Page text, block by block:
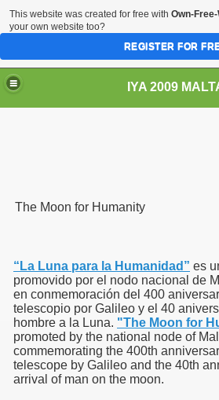
IYA 2009
The Moon for Humanity
“La Luna para la Humanidad” es
promovido por el nodo nacional de
en conmemoración del 400
telescopio por Galileo y el 40
hombre a la Luna. "The Moon for
promoted by the national node of
commemorating the 400th
telescope by Galileo and the 40th
arrival of man on the moon.
Malta
This website was created for free with Own-
your own website too?
REGISTER FOR